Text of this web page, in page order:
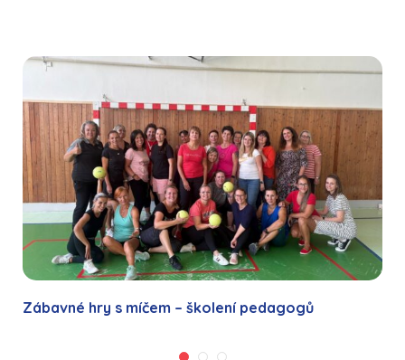
Zábavné hry s míčem – školení pedagogů